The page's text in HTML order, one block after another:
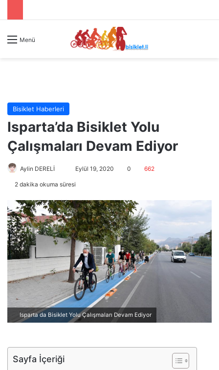
Menü
Bisiklet Haberleri
Isparta’da Bisiklet Yolu
Çalışmaları Devam Ediyor
Aylin DERELİ
e
-
p
o
a
ö
n
m
Eylül 19, 2020 0 662
2 dakika okuma süresi
Isparta da Bisiklet Yolu Çalışmaları Devam Ediyor
Sayfa İçeriği